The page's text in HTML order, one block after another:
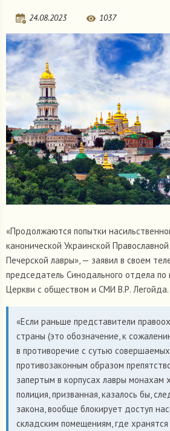
24.08.2023 1037
«Продолжаются попытки
канонической Украинской
Печерской лавры», — заявил в своем
председатель Синодального отдела
Церкви с обществом и СМИ В.Р. Легойда.
«Если раньше представители
страны (это обозначение, к
в противоречие с сутью
противозаконным образом
запертым в корпусах лавры монахам
полиция, призванная, казалось бы,
закона, вообще блокирует доступ
складским помещениям, где